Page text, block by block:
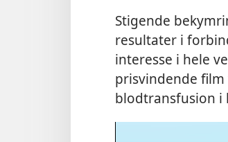
Stigende
resultater i
interesse i hele
prisvindende
blodtransfusion